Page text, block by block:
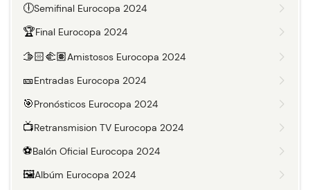
🕕Semifinal Eurocopa 2024
🏆Final Eurocopa 2024
🫱🏻‍🫲🏽Amistosos Eurocopa 2024
🎫Entradas Eurocopa 2024
🎯Pronósticos Eurocopa 2024
📺Retransmision TV Eurocopa 2024
⚽Balón Oficial Eurocopa 2024
🖼️Albúm Eurocopa 2024